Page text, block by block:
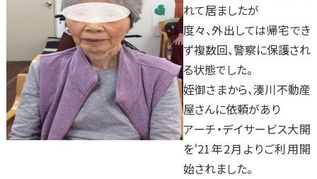
れて居ましたが
度々、外出しては帰宅でき
ず複数回、警察に保護され
る状態でした。
姪御さまから、湊川不動産
屋さんに依頼があり
アーチ・デイサービス大開
を‘21年2月よりご利用開
始されました。